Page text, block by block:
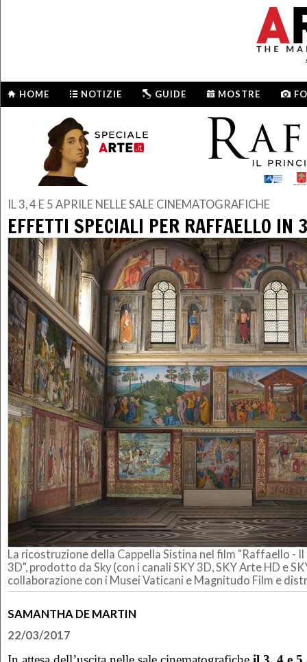
HOME NOTIZIE GUIDE MOSTRE
IL 3, 4 E 5 APRILE NELLE SALE CINEMATOGRAFICHE
EFFETTI SPECIALI PER RAFFAELLO IN
La ricostruzione della Cappella Sistina nel film "Raffaello -
3D", prodotto da Sky (con i canali SKY 3D, SKY Arte HD e
collaborazione con i Musei Vaticani e Magnitudo Film e
SAMANTHA DE MARTIN
22/03/2017